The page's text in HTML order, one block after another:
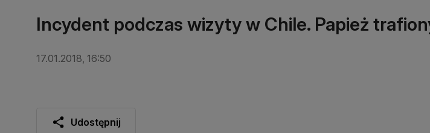
Incydent podczas wizyty w Chile. Papież
17.01.2018, 16:50
Udostępnij